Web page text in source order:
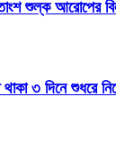
শুল্ক আরোপের বিল
৩ দিনে শুধরে